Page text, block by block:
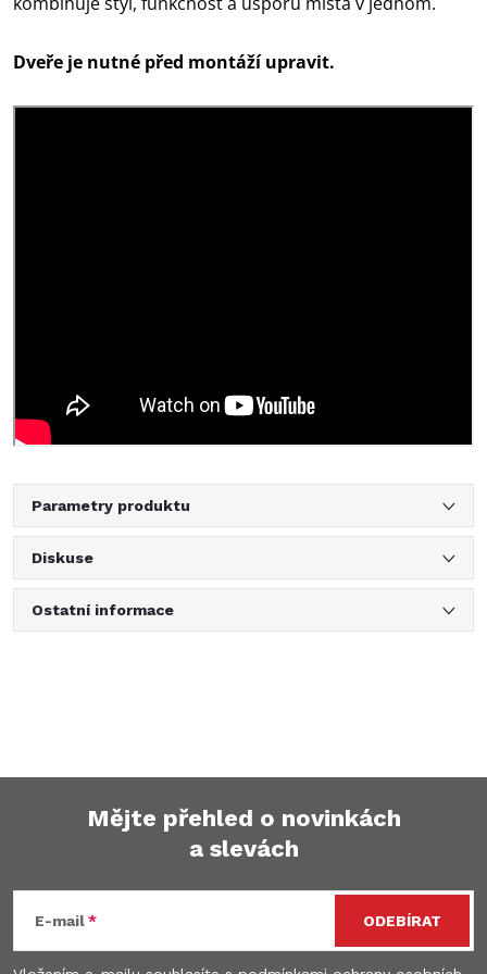
Dveře je nutné před montáží upravit.
Parametry produktu
Diskuse
Ostatní informace
Mějte přehled o novinkách
a slevách
E-mail ODEBÍRAT